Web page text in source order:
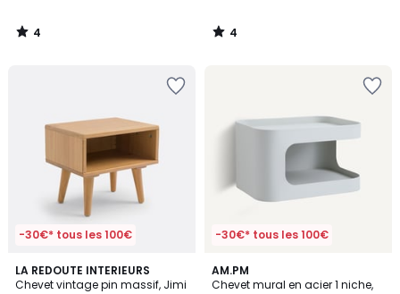
4
/
4
/
-30€* tous les 100€
LA REDOUTE INTERIEURS
Chevet vintage pin massif, Jimi
4,2
/ 5
-30€* tous les 100€
AM.PM
Chevet mural en acier 1 niche,
5
/
3
Couleurs